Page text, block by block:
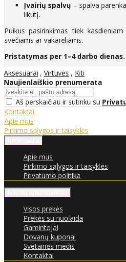
Įvairių spalvų – spalva
likutį.
Puikus pasirinkimas tiek
svečiams ar vakarėliams.
Pristatymas per 1–4 darbo dienas.
Aksesuarai , Virtuvės , Kiti
Naujienlaiškio prenumerata
Aš perskaičiau ir sutinku su
Kontaktai
Apie mus
Pirkimo sąlygos ir taisyklės
Apie mus
Pirkimo sąlygos ir taisyklės
Privatumo politika
Visos prekės
Prekės su nuolaida
Gamintojai
Dovanų kuponai
Svetainės medis
Kontaktai